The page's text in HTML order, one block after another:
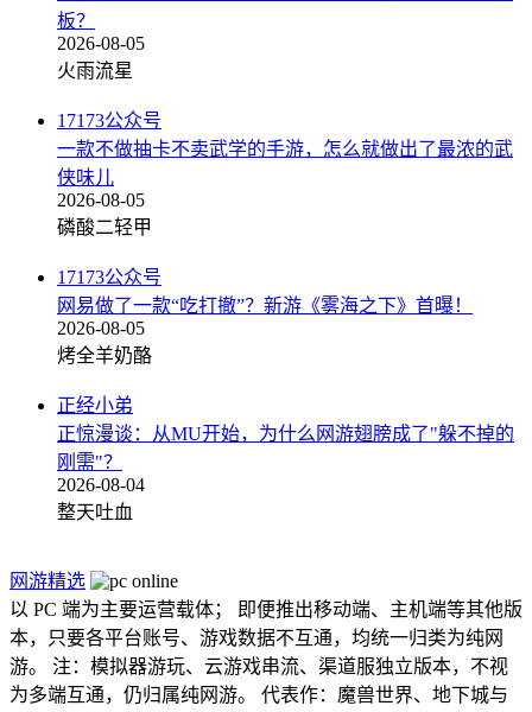
板？
2026-08-05
火雨流星
17173公众号
一款不做抽卡不卖武学的手游，怎么就做出了最浓的武
侠味儿
2026-08-05
磷酸二轻甲
17173公众号
网易做了一款“吃打撤”？新游《雾海之下》首曝！
2026-08-05
烤全羊奶酪
正经小弟
正惊漫谈：从MU开始，为什么网游翅膀成了"躲不掉的
刚需"？
2026-08-04
整天吐血
网游精选
以 PC 端为主要运营载体； 即便推出移动端、主机端等其他版
本，只要各平台账号、游戏数据不互通，均统一归类为纯网
游。 注：模拟器游玩、云游戏串流、渠道服独立版本，不视
为多端互通，仍归属纯网游。 代表作：魔兽世界、地下城与